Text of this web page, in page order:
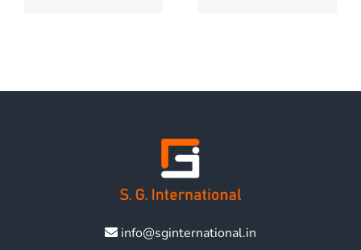
info@sginternational.in